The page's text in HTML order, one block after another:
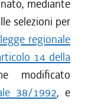
mediante
selezioni per
legge regionale
14 della
modificato
38/1992, e